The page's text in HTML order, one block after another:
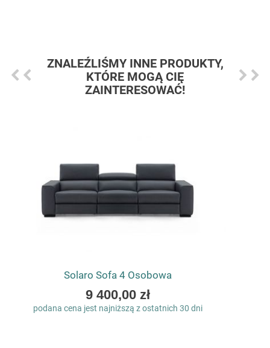
ZNALEŹLIŚMY INNE PRODUKTY,
KTÓRE MOGĄ CIĘ
ZAINTERESOWAĆ!
Solaro Sofa 4 Osobowa
As
low
9 400,00 zł
podana cena jest najniższą z ostatnich 30 dni